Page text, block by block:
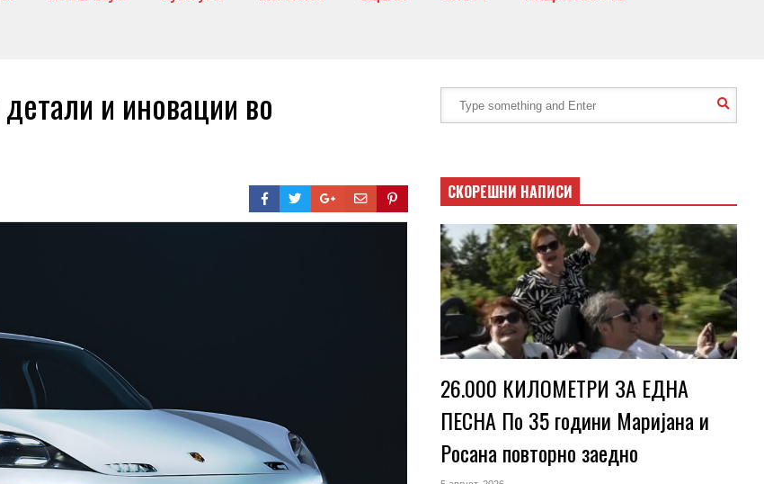
детали и иновации во
СКОРЕШНИ НАПИСИ
26.000 КИЛОМЕТРИ ЗА ЕДНА
ПЕСНА По 35 години Маријана и
Росана повторно заедно